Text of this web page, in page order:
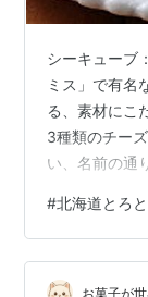
シーキューブ
ミス」で有名
る、素材にこ
3種類のチー
い、名前の通
本格派スイー
#北海道とろ
お菓子が